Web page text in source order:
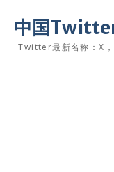
中国
Twitter最新名称：X